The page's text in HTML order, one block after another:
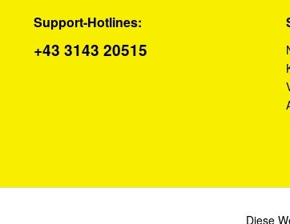
Support-Hotlines:
+43 3143 20515
Diese